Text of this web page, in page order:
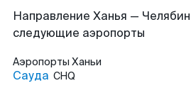
Направление Ханья —
следующие аэропорты
Аэропорты Ханьи
Сауда CHQ